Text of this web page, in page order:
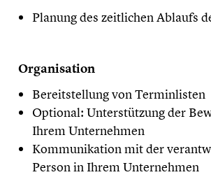
Planung des zeitlichen Ablaufs
Organisation
Bereitstellung von Terminlisten
Optional: Unterstützung der
Ihrem Unternehmen
Kommunikation mit der
Person in Ihrem Unternehmen